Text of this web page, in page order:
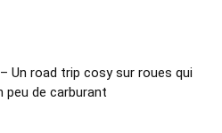
Un road trip cosy sur roues qui
peu de carburant